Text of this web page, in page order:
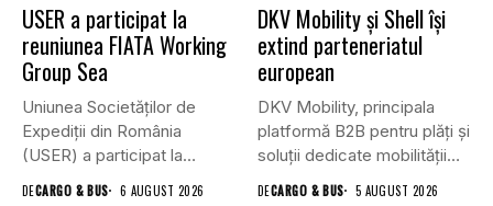
USER a participat la
reuniunea FIATA Working
Group Sea
Uniunea Societăților de
Expediții din România
(USER) a participat la
DECARGO & BUS 6 AUGUST 2026
DKV Mobility și Shell își
extind parteneriatul
european
DKV Mobility, principala
platformă B2B pentru plăți și
soluții dedicate mobilității
DECARGO & BUS 5 AUGUST 2026